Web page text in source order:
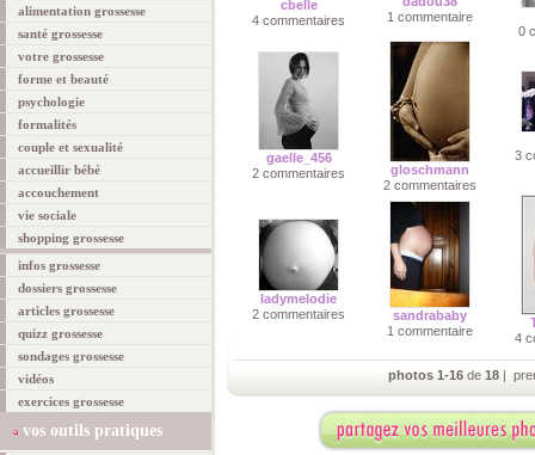
alimentation grossesse
santé grossesse
votre grossesse
forme et beauté
psychologie
formalités
couple et sexualité
accueillir bébé
accouchement
vie sociale
shopping grossesse
infos grossesse
dossiers grossesse
articles grossesse
quizz grossesse
sondages grossesse
vidéos
exercices grossesse
vos outils pratiques
cbelle
4 commentaires
1 commentaire
0
gaelle_456
2 commentaires
gloschmann
2 commentaires
3
ladymelodie
2 commentaires
sandrababy
1 commentaire
4
photos 1-16 de 18 |